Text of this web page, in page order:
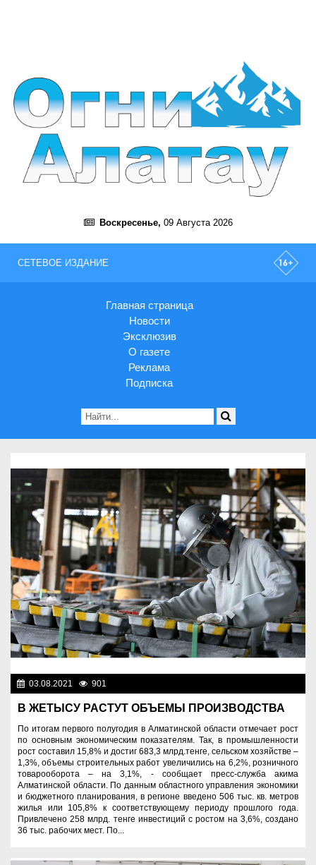
Воскресенье, 09 Августа 2026
СЕТЕВОЕ ИЗДАНИЕ
Главная страница
Новости
Эксклюзив
О газете
Реклама
Подписка
03.08.2021 901
В ЖЕТЫСУ РАСТУТ ОБЪЕМЫ ПРОИЗВОДСТВА
По итогам первого полугодия в Алматинской области отмечает рост
по основным экономическим показателям. Так, в промышленности
рост составил 15,8% и достиг 683,3 млрд.тенге, сельском хозяйстве –
1,3%, объемы строительных работ увеличились на 6,2%, розничного
товарооборота – на 3,1%, - сообщает пресс-служба акима
Алматинской области. По данным областного управления экономики
и бюджетного планирования, в регионе введено 506 тыс. кв. метров
жилья или 105,8% к соответствующему периоду прошлого года.
Привлечено 258 млрд. тенге инвестиций с ростом на 3,6%, создано
36 тыс. рабочих мест. По...